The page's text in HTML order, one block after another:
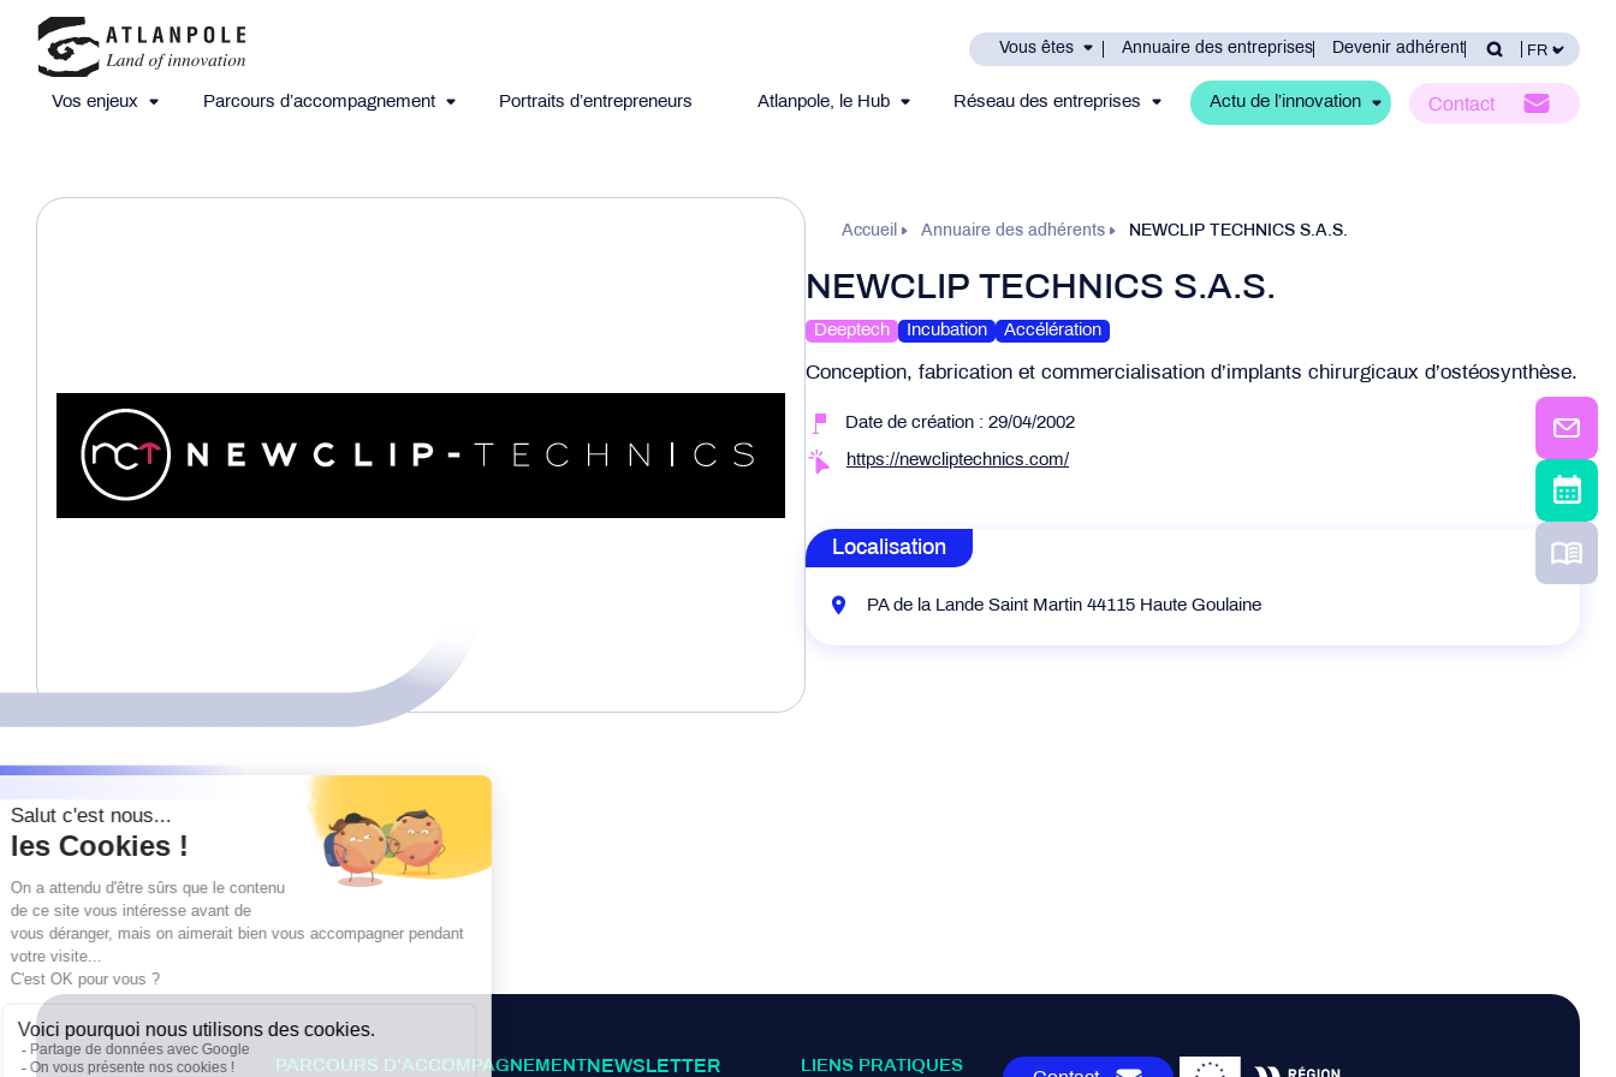
Vous êtes Annuaire des entreprises Devenir adhérent
Vos enjeux Parcours d’accompagnement Portraits d’entrepreneurs Atlanpole, le Hub Réseau des entreprises Actu de l’innovation Contact
Accueil Annuaire des adhérents NEWCLIP TECHNICS S.A.S.
NEWCLIP TECHNICS S.A.S.
Deeptech Incubation Accélération
Conception, fabrication et commercialisation d’implants chirurgicaux d’ostéosynthèse.
Date de création : 29/04/2002
https://newcliptechnics.com/
Localisation
PA de la Lande Saint Martin 44115 Haute Goulaine
PARCOURS D’ACCOMPAGNEMENT NEWSLETTER LIENS PRATIQUES